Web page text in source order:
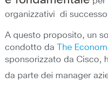
organizzativi di
A questo proposito, un
condotto da
The
sponsorizzato da Cisco,
da parte dei manager